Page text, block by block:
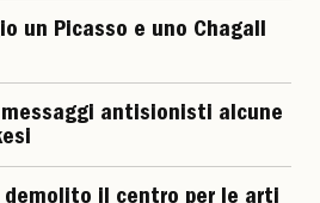
un Picasso e uno Chagall
antisionisti alcune
il centro per le arti